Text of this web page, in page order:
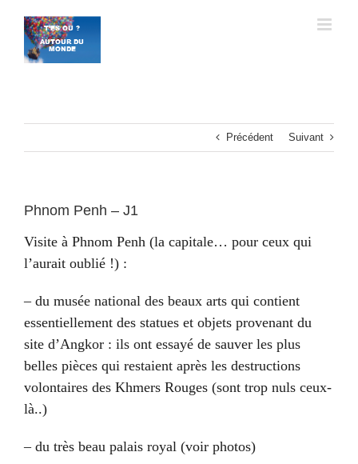
contenu
Précédent Suivant
Phnom Penh – J1
Visite à Phnom Penh (la capitale… pour ceux qui
l’aurait oublié !) :
– du musée national des beaux arts qui contient
essentiellement des statues et objets provenant du
site d’Angkor : ils ont essayé de sauver les plus
belles pièces qui restaient après les destructions
volontaires des Khmers Rouges (sont trop nuls ceux-
là..)
– du très beau palais royal (voir photos)